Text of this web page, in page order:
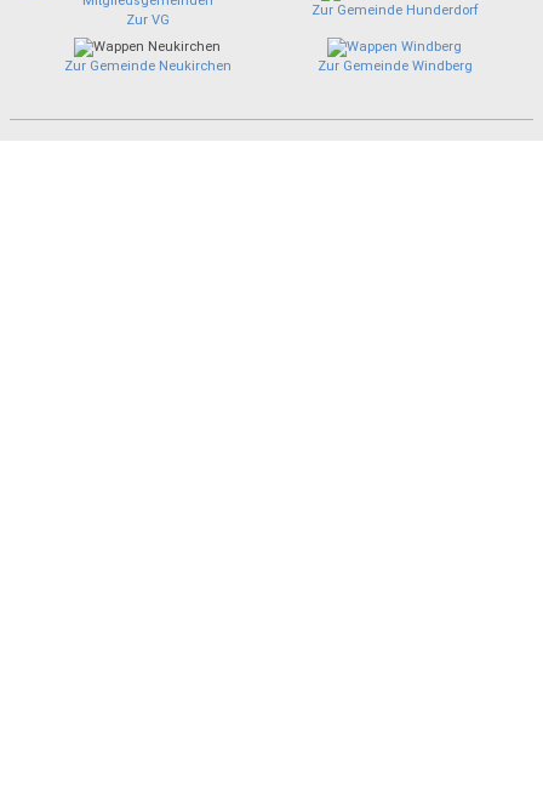
Zur VG
Zur Gemeinde Hunderdorf
Zur Gemeinde Neukirchen Zur Gemeinde Windberg